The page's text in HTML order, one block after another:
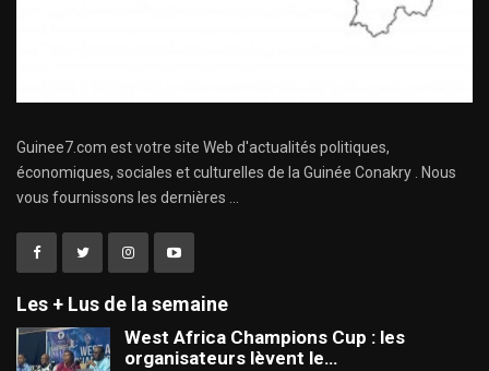
Guinee7.com est votre site Web d'actualités politiques,
économiques, sociales et culturelles de la Guinée Conakry . Nous
vous fournissons les dernières ...
Les + Lus de la semaine
West Africa Champions Cup : les
organisateurs lèvent le…